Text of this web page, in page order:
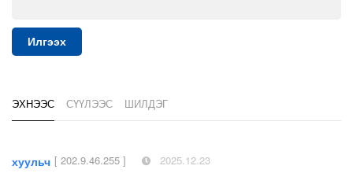
Илгээх
ЭХНЭЭС СҮҮЛЭЭС ШИЛДЭГ
хуульч [ 202.9.46.255 ] 2025.12.23